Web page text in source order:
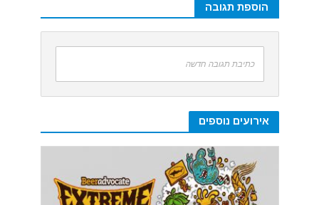
הוספת תגובה
כתיבת תגובה חדשה
אירועים נוספים